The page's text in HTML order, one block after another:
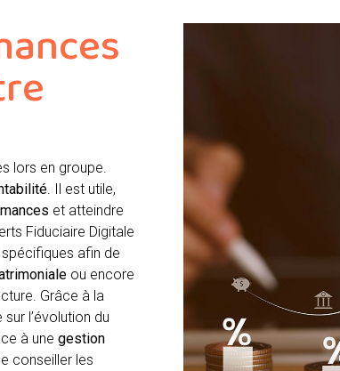
lors en groupe.
. Il est utile,
et atteindre
Fiduciaire Digitale
afin de
ou encore
Grâce à la
l’évolution du
à une gestion
conseiller les